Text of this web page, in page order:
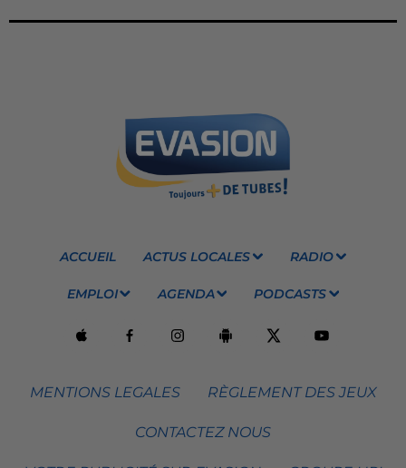
ACCUEIL ACTUS LOCALES RADIO
EMPLOI AGENDA PODCASTS
MENTIONS LEGALES RÈGLEMENT DES JEUX
CONTACTEZ NOUS